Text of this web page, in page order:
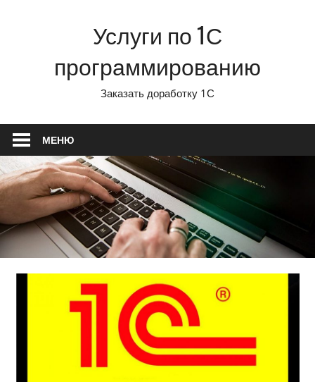
Услуги по 1С
программированию
Заказать доработку 1С
МЕНЮ